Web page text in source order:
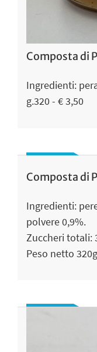
Composta di
Ingredienti:
g.320 - € 3,50
Composta di
Ingredienti:
polvere 0,9%.
Zuccheri totali:
Peso netto